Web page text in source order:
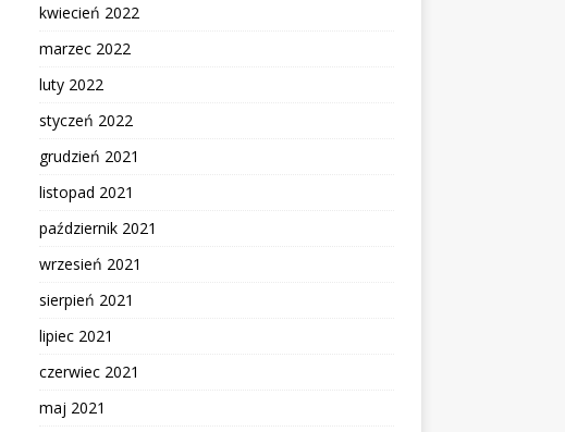
kwiecień 2022
marzec 2022
luty 2022
styczeń 2022
grudzień 2021
listopad 2021
październik 2021
wrzesień 2021
sierpień 2021
lipiec 2021
czerwiec 2021
maj 2021